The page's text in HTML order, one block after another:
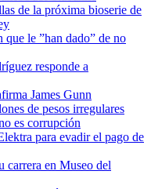
de la próxima bioserie de
le ”han dado” de no
responde a
James Gunn
de pesos irregulares
es corrupción
para evadir el pago de
carrera en Museo del